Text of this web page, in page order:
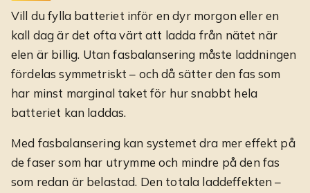
Vill du fylla batteriet inför en dyr morgon eller en
kall dag är det ofta värt att ladda från nätet när
elen är billig. Utan fasbalansering måste laddningen
fördelas symmetriskt – och då sätter den fas som
har minst marginal taket för hur snabbt hela
batteriet kan laddas.
Med fasbalansering kan systemet dra mer effekt på
de faser som har utrymme och mindre på den fas
som redan är belastad. Den totala laddeffekten –